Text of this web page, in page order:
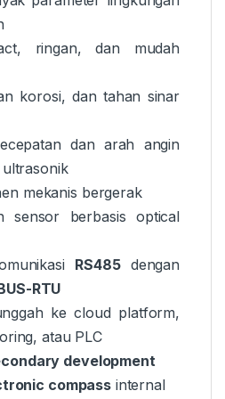
ringan, dan mudah
korosi, dan tahan sinar
dan arah angin
mekanis bergerak
sensor berbasis optical
RS485dengan
RTU
ke cloud platform,
atau PLC
development
compassinternal